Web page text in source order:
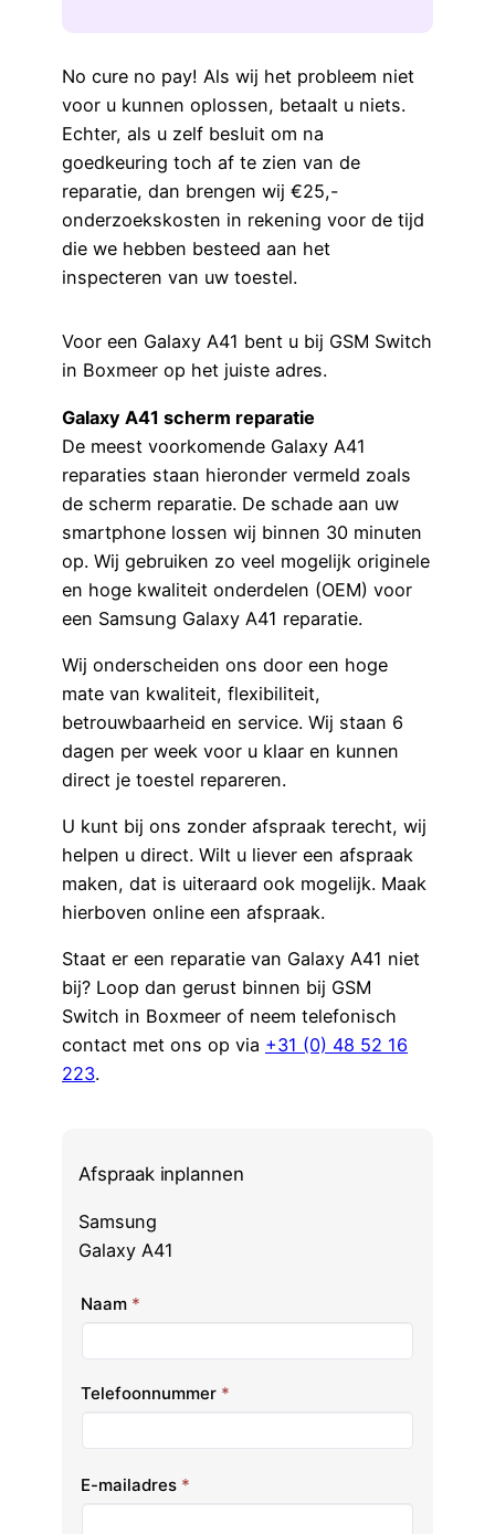
No cure no pay! Als wij het probleem niet
voor u kunnen oplossen, betaalt u niets.
Echter, als u zelf besluit om na
goedkeuring toch af te zien van de
reparatie, dan brengen wij €25,-
onderzoekskosten in rekening voor de tijd
die we hebben besteed aan het
inspecteren van uw toestel.
Voor een Galaxy A41 bent u bij GSM Switch
in Boxmeer op het juiste adres.
Galaxy A41 scherm reparatie
De meest voorkomende Galaxy A41
reparaties staan hieronder vermeld zoals
de scherm reparatie. De schade aan uw
smartphone lossen wij binnen 30 minuten
op. Wij gebruiken zo veel mogelijk originele
en hoge kwaliteit onderdelen (OEM) voor
een Samsung Galaxy A41 reparatie.
Wij onderscheiden ons door een hoge
mate van kwaliteit, flexibiliteit,
betrouwbaarheid en service. Wij staan 6
dagen per week voor u klaar en kunnen
direct je toestel repareren.
U kunt bij ons zonder afspraak terecht, wij
helpen u direct. Wilt u liever een afspraak
maken, dat is uiteraard ook mogelijk. Maak
hierboven online een afspraak.
Staat er een reparatie van Galaxy A41 niet
bij? Loop dan gerust binnen bij GSM
Switch in Boxmeer of neem telefonisch
contact met ons op via +31 (0) 48 52 16
223.
Afspraak inplannen
Samsung
Galaxy A41
Naam *
Telefoonnummer *
E-mailadres *